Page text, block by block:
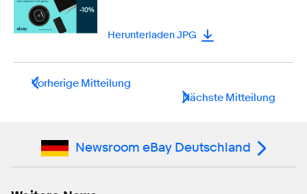
Herunterladen JPG
Vorherige Mitteilung
Nächste Mitteilung
Newsroom eBay Deutschland